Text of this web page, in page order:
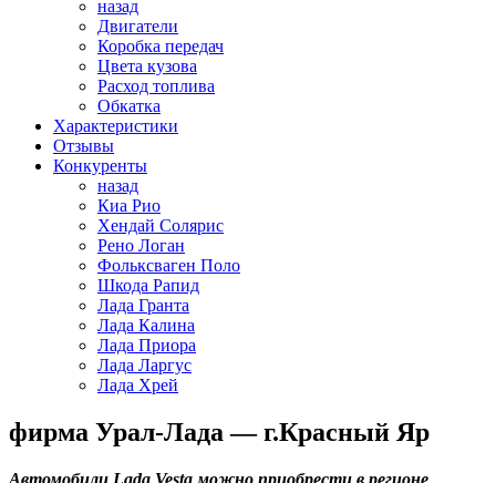
назад
Двигатели
Коробка передач
Цвета кузова
Расход топлива
Обкатка
Характеристики
Отзывы
Конкуренты
назад
Киа Рио
Хендай Солярис
Рено Логан
Фольксваген Поло
Шкода Рапид
Лада Гранта
Лада Калина
Лада Приора
Лада Ларгус
Лада Хрей
фирма Урал-Лада — г.Красный Яр
Автомобили Lada Vesta можно приобрести в регионе